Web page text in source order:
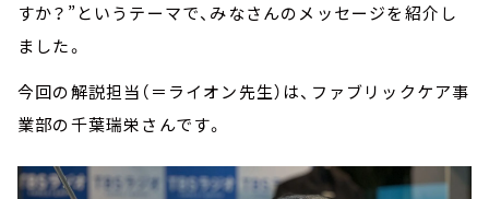
すか？”というテーマで、みなさんのメッセージを紹介し
ました。
今回の解説担当（＝ライオン先生）は、ファブリックケア事
業部の千葉瑞栄さんです。